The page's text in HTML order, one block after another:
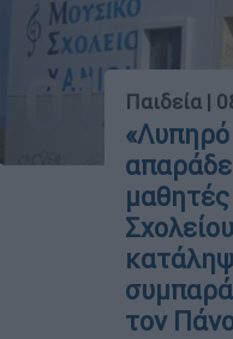
01 Παιδεία |
«Λυπηρό
τον